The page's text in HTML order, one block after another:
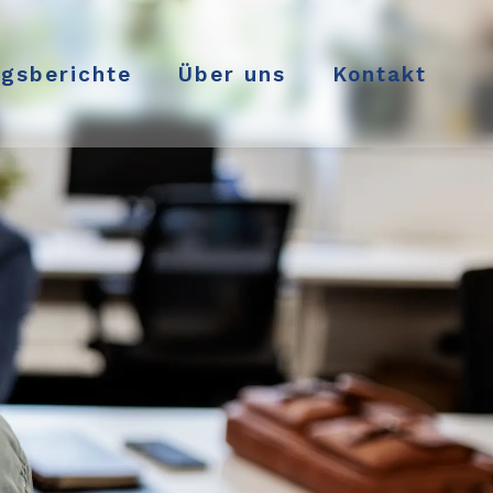
Über uns Kontakt